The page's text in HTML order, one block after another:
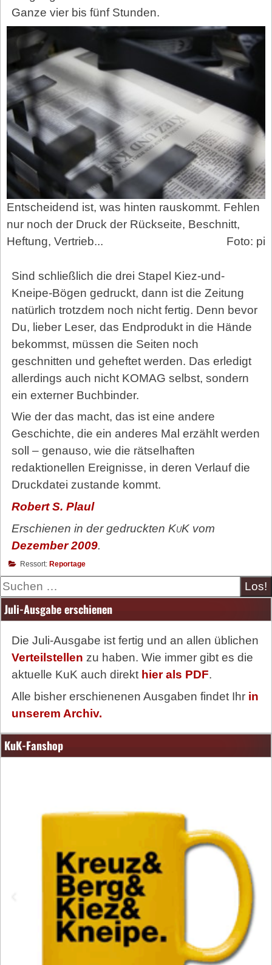
Ganze vier bis fünf Stunden.
Entscheidend ist, was hinten rauskommt. Fehlen
nur noch der Druck der Rückseite, Beschnitt,
Heftung, Vertrieb...
Foto: pi
Sind schließlich die drei Stapel Kiez-und-
Kneipe-Bögen gedruckt, dann ist die Zeitung
natürlich trotzdem noch nicht fertig. Denn bevor
Du, lieber Leser, das Endprodukt in die Hände
bekommst, müssen die Seiten noch
geschnitten und geheftet werden. Das erledigt
allerdings auch nicht KOMAG selbst, sondern
ein externer Buchbinder.
Wie der das macht, das ist eine andere
Geschichte, die ein anderes Mal erzählt werden
soll – genauso, wie die rätselhaften
redaktionellen Ereignisse, in deren Verlauf die
Druckdatei zustande kommt.
Robert S. Plaul
Erschienen in der gedruckten KuKvom
Dezember 2009.
Ressort: Reportage
Suche
Juli-Ausgabe erschienen
Die Juli-Ausgabe ist fertig und an allen üblichen
Verteilstellen zu haben. Wie immer gibt es die
aktuelle KuK auch direkt hier als PDF.
Alle bisher erschienenen Ausgaben findet Ihr in
unserem Archiv.
KuK-Fanshop